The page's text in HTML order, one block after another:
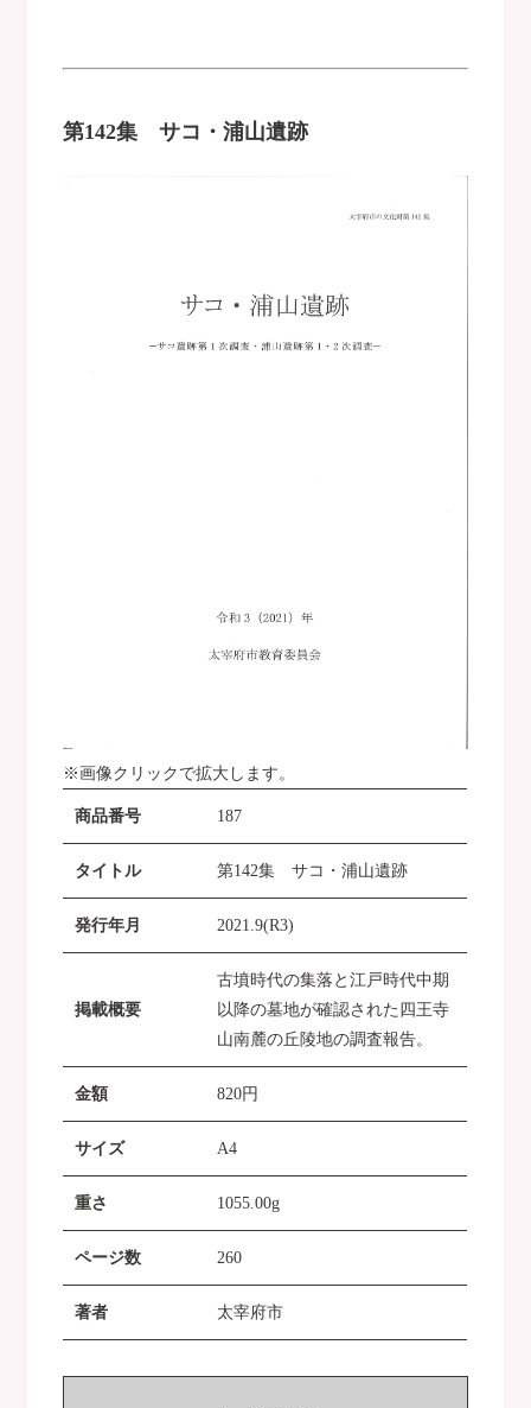
第142集 サコ・浦山遺跡
※画像クリックで拡大します。
商品番号 187
タイトル 第142集 サコ・浦山遺跡
発行年月 2021.9(R3)
掲載概要
古墳時代の集落と江戸時代中期
以降の墓地が確認された四王寺
山南麓の丘陵地の調査報告。
金額 820円
サイズ A4
重さ 1055.00g
ページ数 260
著者 太宰府市